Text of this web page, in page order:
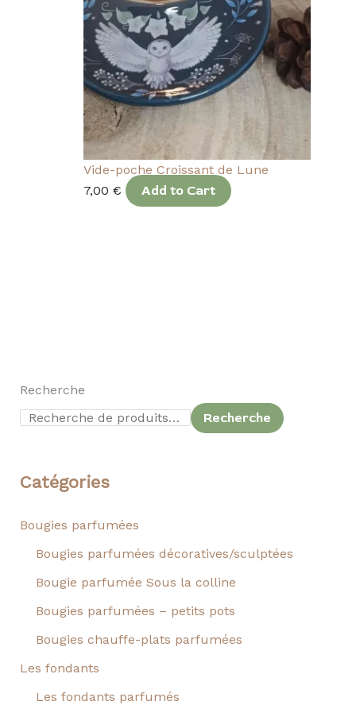
Vide-poche Croissant de Lune
7,00 € Add to Cart
Recherche
Recherche
Catégories
Bougies parfumées
Bougies parfumées décoratives/sculptées
Bougie parfumée Sous la colline
Bougies parfumées – petits pots
Bougies chauffe-plats parfumées
Les fondants
Les fondants parfumés